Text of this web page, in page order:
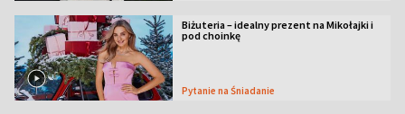
Biżuteria – idealny prezent na Mikołajki i
pod choinkę
Pytanie na Śniadanie